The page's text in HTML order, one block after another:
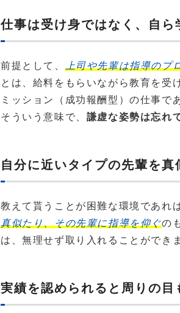
仕事は受け身ではなく、自ら
前提として、 上司や先輩は指導のプ
とは、給料をもらいながら教育を受
ミッション（成功報酬型）の仕事で
そういう意味で、 謙虚な姿勢は忘れ
自分に近いタイプの先輩を真
教えて貰うことが困難な環境であれ
真似たり、その先輩に指導を仰ぐの
は、無理せず取り入れることができ
実績を認められると周りの目